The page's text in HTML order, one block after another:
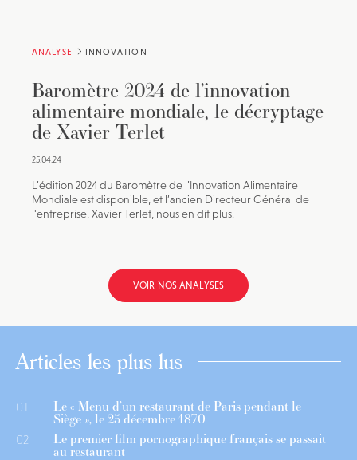
ANALYSE INNOVATION
Baromètre 2024 de l’innovation
alimentaire mondiale, le décryptage
de Xavier Terlet
25.04.24
L’édition 2024 du Baromètre de l’Innovation Alimentaire
Mondiale est disponible, et l’ancien Directeur Général de
l'entreprise, Xavier Terlet, nous en dit plus.
VOIR NOS ANALYSES
Articles les plus lus
01 Le « Menu d’un restaurant de Paris pendant le
Siège », le 25 décembre 1870
02 Le premier film pornographique français se passait
au restaurant